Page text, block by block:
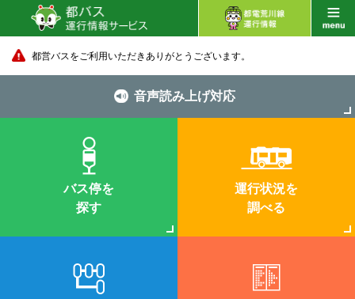
都営バスをご利用いただきありがとうございます。
音声読み上げ対応
バス停を
探す
運行状況を
調べる